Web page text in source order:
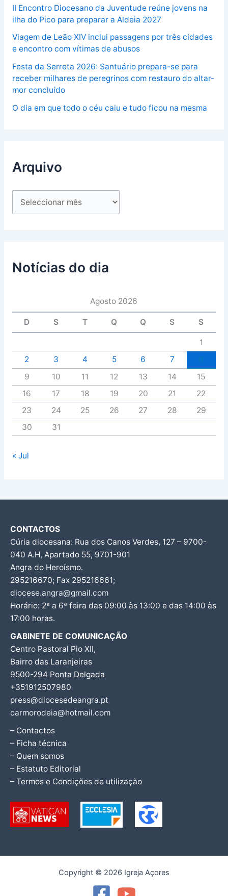
II Encontro Diocesano da Juventude reúne jovens na
ilha do Pico para preparar a Aldeia 2027
Viagem de Leão XIV inclui passagens por três cidades
e encontro com vítimas de abusos
Festa da Serreta 2026: Santuário prepara-se para
receber milhares de peregrinos com restauro do altar-
mor concluído
O dia em que todo o céu caiu e tudo ficou na mesma
Arquivo
Notícias do dia
Agosto 2026
D S T Q Q S S
1
2
3 4 5 6 7
9
10 11 12 13 14
15
16
17 18 19 20 21
22
23
24 25 26 27 28
29
30
31
« Jul
CONTACTOS
Cúria diocesana: Rua dos Canos Verdes, 127 – 9700-
040 A.H, Apartado 55, 9701-901
Angra do Heroísmo.
295216670; Fax 295216661;
diocese.angra@gmail.com
Horário: 2ª a 6ª feira das 09:00 às 13:00 e das 14:00 às
17:00 horas.
GABINETE DE COMUNICAÇÃO
Centro Pastoral Pio XII,
Bairro das Laranjeiras
9500-294 Ponta Delgada
+351912507980
press@diocesedeangra.pt
carmorodeia@hotmail.com
– Contactos
– Ficha técnica
– Quem somos
– Estatuto Editorial
– Termos e Condições de utilização
Copyright © 2026 Igreja Açores